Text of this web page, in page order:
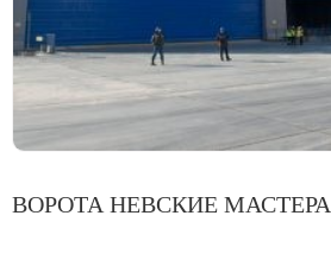
ВОРОТА НЕВСКИЕ МАСТЕРА